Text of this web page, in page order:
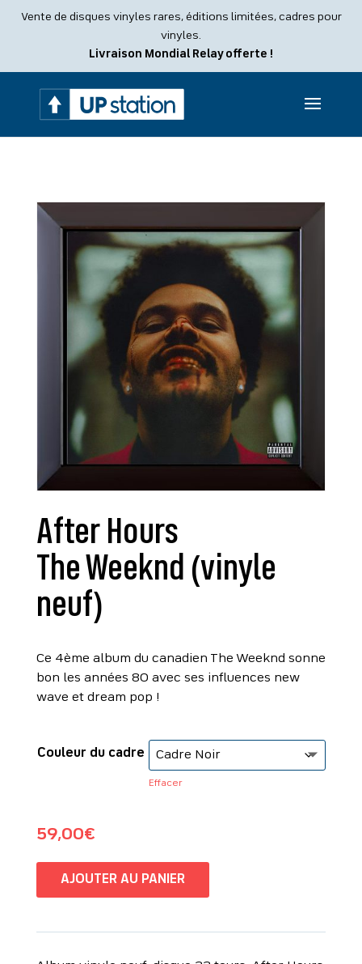
Vente de disques vinyles rares, éditions limitées, cadres pour
vinyles.
Livraison Mondial Relay offerte !
After Hours
The Weeknd (vinyle
neuf)
Ce 4ème album du canadien The Weeknd sonne
bon les années 80 avec ses influences new
wave et dream pop !
Couleur du cadre
Effacer
59,00€
AJOUTER AU PANIER